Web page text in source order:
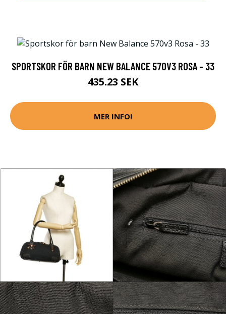
SPORTSKOR FÖR BARN NEW BALANCE 570V3 ROSA - 33
435.23 SEK
MER INFO!